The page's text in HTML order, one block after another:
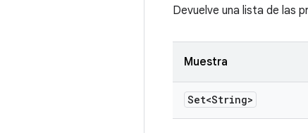
Devuelve una lista de las
Muestra
Set<String>